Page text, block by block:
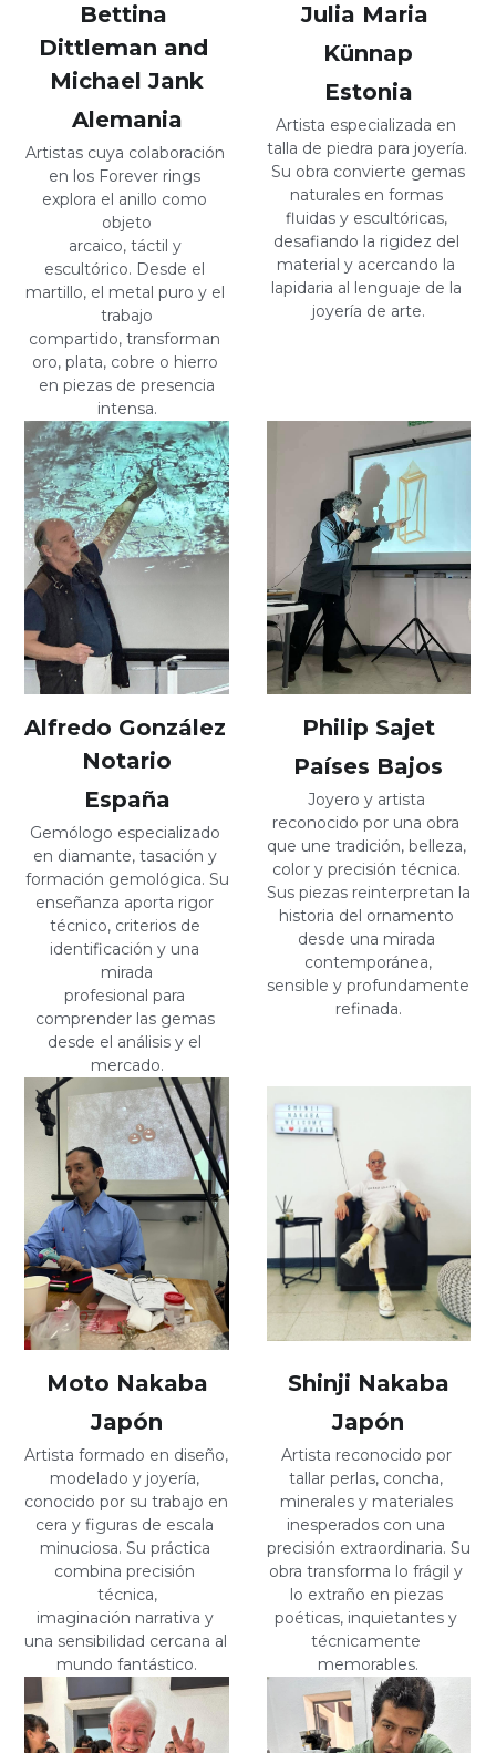
Bettina
Dittleman and
Michael Jank
Alemania
Artistas cuya colaboración
en los Forever rings
explora el anillo como
objeto
arcaico, táctil y
escultórico. Desde el
martillo, el metal puro y el
trabajo
compartido, transforman
oro, plata, cobre o hierro
en piezas de presencia
intensa.
Julia Maria
Künnap
Estonia
Artista especializada en
talla de piedra para joyería.
Su obra convierte gemas
naturales en formas
fluidas y escultóricas,
desafiando la rigidez del
material y acercando la
lapidaria al lenguaje de la
joyería de arte.
Alfredo González
Notario
España
Gemólogo especializado
en diamante, tasación y
formación gemológica. Su
enseñanza aporta rigor
técnico, criterios de
identificación y una
mirada
profesional para
comprender las gemas
desde el análisis y el
mercado.
Philip Sajet
Países Bajos
Joyero y artista
reconocido por una obra
que une tradición, belleza,
color y precisión técnica.
Sus piezas reinterpretan la
historia del ornamento
desde una mirada
contemporánea,
sensible y profundamente
refinada.
Moto Nakaba
Japón
Artista formado en diseño,
modelado y joyería,
conocido por su trabajo en
cera y figuras de escala
minuciosa. Su práctica
combina precisión
técnica,
imaginación narrativa y
una sensibilidad cercana al
mundo fantástico.
Shinji Nakaba
Japón
Artista reconocido por
tallar perlas, concha,
minerales y materiales
inesperados con una
precisión extraordinaria. Su
obra transforma lo frágil y
lo extraño en piezas
poéticas, inquietantes y
técnicamente
memorables.